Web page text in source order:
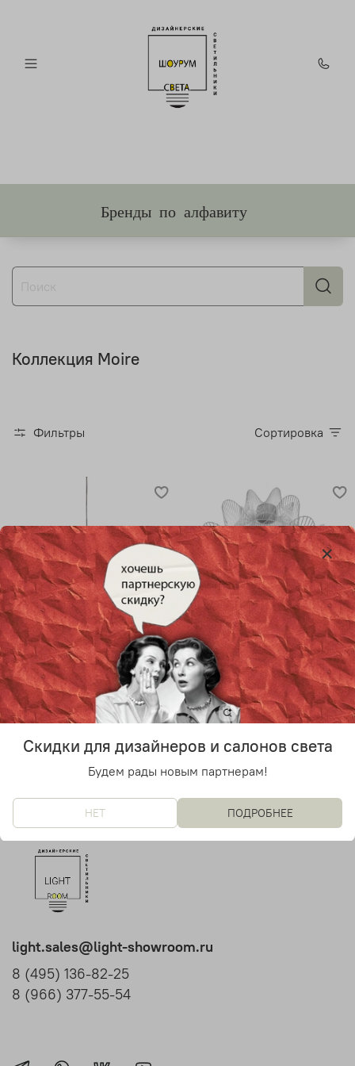
Бренды по алфавиту
Коллекция Moire
Фильтры Сортировка
Подвесной дизайнерский
светильник Moire от terzani
57 100 руб
Потолочный дизайнерский
светильник Moire от terzani
57 100 руб
light.sales@light-showroom.ru
8 (495) 136-82-25
8 (966) 377-55-54
Скидки для дизайнеров и салонов света
Будем рады новым партнерам!
НЕТ ПОДРОБНЕЕ